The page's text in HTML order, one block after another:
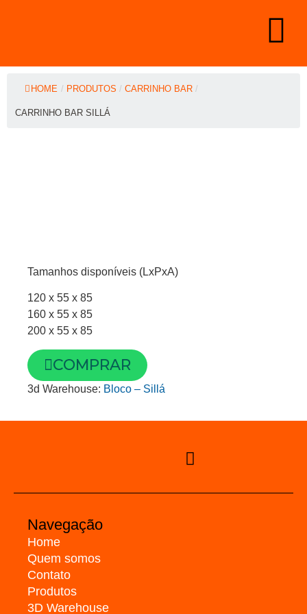
HOME / PRODUTOS / CARRINHO BAR /
CARRINHO BAR SILLÁ
Tamanhos disponíveis (LxPxA)
120 x 55 x 85
160 x 55 x 85
200 x 55 x 85
COMPRAR
3d Warehouse: Bloco – Sillá
Navegação
Home
Quem somos
Contato
Produtos
3D Warehouse